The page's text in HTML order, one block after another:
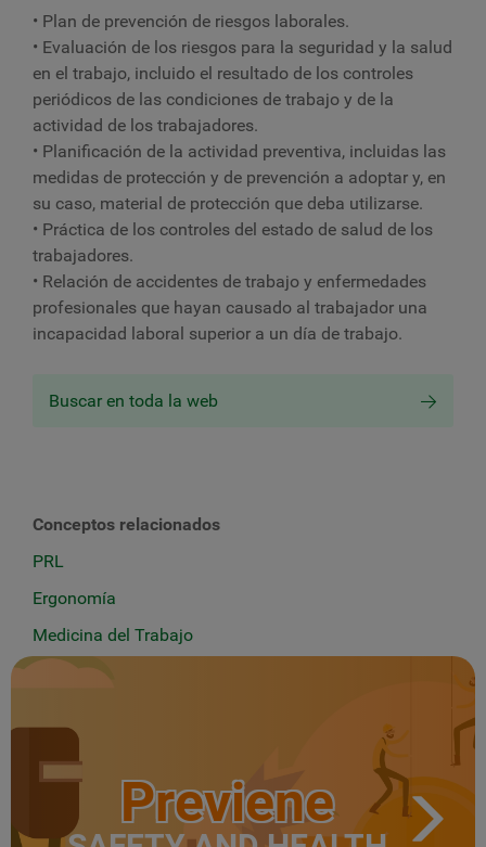
• Plan de prevención de riesgos laborales.
• Evaluación de los riesgos para la seguridad y la salud
en el trabajo, incluido el resultado de los controles
periódicos de las condiciones de trabajo y de la
actividad de los trabajadores.
• Planificación de la actividad preventiva, incluidas las
medidas de protección y de prevención a adoptar y, en
su caso, material de protección que deba utilizarse.
• Práctica de los controles del estado de salud de los
trabajadores.
• Relación de accidentes de trabajo y enfermedades
profesionales que hayan causado al trabajador una
incapacidad laboral superior a un día de trabajo.
Buscar en toda la web
Conceptos relacionados
PRL
Ergonomía
Medicina del Trabajo
Previene